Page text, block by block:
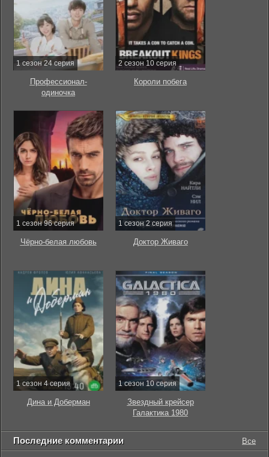
1 сезон 24 серия
Профессионал-
одиночка
2 сезон 10 серия
Короли побега
1 сезон 96 серия
Чёрно-белая любовь
1 сезон 2 серия
Доктор Живаго
1 сезон 4 серия
Дина и Доберман
1 сезон 10 серия
Звездный крейсер
Галактика 1980
Последние комментарии Все